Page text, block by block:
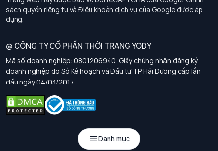
Danh mục
Chính sách thanh toán, giao nhận
Chính sách chất lượng và an toàn sức khoẻ nghề nghiệp
Chính sách đơn đồng phục
Hướng dẫn chọn kích thước
sách quyền riêng tưvà Điều khoản dịch vụ của Google được áp
dụng.
@ CÔNG TY CỔ PHẦN THỜI TRANG YODY
Mã số doanh nghiệp: 0801206940. Giấy chứng nhận đăng ký
doanh nghiệp do Sở Kế hoạch và Đầu tư TP Hải Dương cấp lần
đầu ngày 04/03/2017